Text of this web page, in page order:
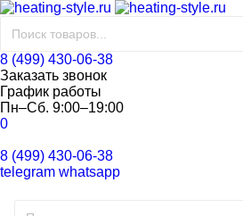
8 (499) 430-06-38
Заказать звонок
График работы
Пн–Сб. 9:00–19:00
0
8 (499) 430-06-38
telegram whatsapp